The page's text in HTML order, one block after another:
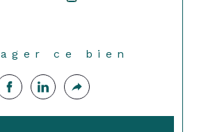
ce bien